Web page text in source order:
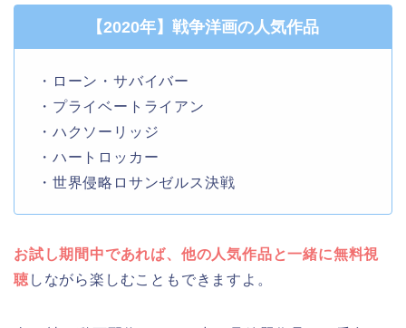
【2020年】戦争洋画の人気作品
・ローン・サバイバー
・プライベートライアン
・ハクソーリッジ
・ハートロッカー
・世界侵略ロサンゼルス決戦
お試し期間中であれば、他の人気作品と一緒に無料視
聴 しながら楽しむこともできますよ。